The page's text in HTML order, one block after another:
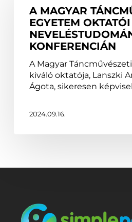
Egyetem
oktatói
Európai
Konferencián
A MAGYAR
EGYETEM
KONFERENCIÁN
A Magyar
kiváló oktatója, Lanszki
Ágota, sikeresen
2024.09.16.